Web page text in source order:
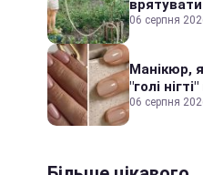
врятувати
06 серпня
Манікюр,
"голі
06 серпня